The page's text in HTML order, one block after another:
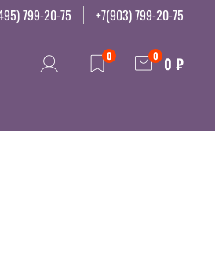
799-20-75 +7(903) 799-20-75
0 0 0 ₽